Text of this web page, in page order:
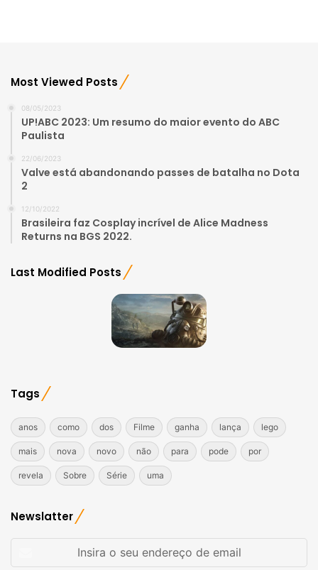
Most Viewed Posts
08/05/2023
UP!ABC 2023: Um resumo do maior evento do ABC
Paulista
22/06/2023
Valve está abandonando passes de batalha no Dota
2
12/10/2022
Brasileira faz Cosplay incrível de Alice Madness
Returns na BGS 2022.
Last Modified Posts
Tags
anos como dos Filme ganha lança lego
mais nova novo não para pode por
revela Sobre Série uma
Newslatter